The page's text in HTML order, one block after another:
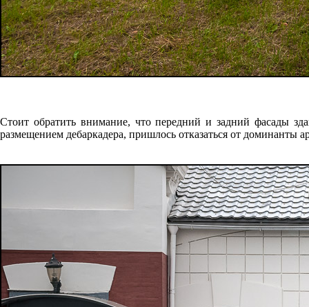
Стоит обратить внимание, что передний и задний фасады
размещением дебаркадера, пришлось отказаться от доминанты